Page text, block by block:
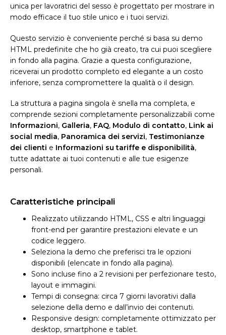
unica per lavoratrici del sesso è progettato per mostrare in
modo efficace il tuo stile unico e i tuoi servizi.
Questo servizio è conveniente perché si basa su demo
HTML predefinite che ho già creato, tra cui puoi scegliere
in fondo alla pagina. Grazie a questa configurazione,
riceverai un prodotto completo ed elegante a un costo
inferiore, senza compromettere la qualità o il design.
La struttura a pagina singola è snella ma completa, e
comprende sezioni completamente personalizzabili come
Informazioni, Galleria, FAQ, Modulo di contatto, Link ai
social media, Panoramica dei servizi, Testimonianze
dei clienti e Informazioni su tariffe e disponibilità,
tutte adattate ai tuoi contenuti e alle tue esigenze
personali.
Caratteristiche principali
Realizzato utilizzando HTML, CSS e altri linguaggi
front-end per garantire prestazioni elevate e un
codice leggero.
Seleziona la demo che preferisci tra le opzioni
disponibili (elencate in fondo alla pagina).
Sono incluse fino a 2 revisioni per perfezionare testo,
layout e immagini.
Tempi di consegna: circa 7 giorni lavorativi dalla
selezione della demo e dall’invio dei contenuti.
Responsive design: completamente ottimizzato per
desktop, smartphone e tablet.